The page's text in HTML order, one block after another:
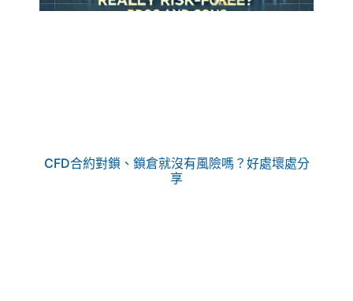
CFD合約對鎖、鎖倉就沒有風險嗎？好處壞處分
享